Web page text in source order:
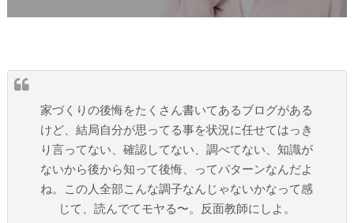
家づくりの後悔をたくさん書いてあるブログがある
けど、結局自分が思ってる事を状況に任せてはっき
り言ってない、確認してない、調べてない、知識が
ないから後から知って後悔、ってパターンなんだよ
ね。この人全部こんな調子なんじゃないかなって感
じて、読んでてモヤる〜。反面教師にしよ。